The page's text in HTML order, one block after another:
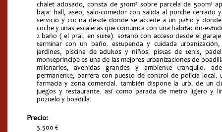
chalet adosado, consta de 310m² sobre parcela de 500m²
baja: hall, aseo, salo-comedor con salida al porche cerrado
servicio y cocina desde donde se accede a un patio y
coche y unas escaleras que comunica con una habitación-
2 baño ( el pral. en suite). sotano con acceso desde el
terminar con un baño. estupenda y cuidada
jardines, piscina de adultos y niños, pistas de tenis,
monteprincipe es una de las mejores urbanizaciones de
milenarios, avenidas grandes y ambiente tranquilo.
permanente, barrera con puesto de control de policía local.
farmacia y zona comercial. también dispone la urb. de un
juegos y restaurante. así como parada de metro ligero y
pozuelo y boadilla.
Precio:
3.500 €